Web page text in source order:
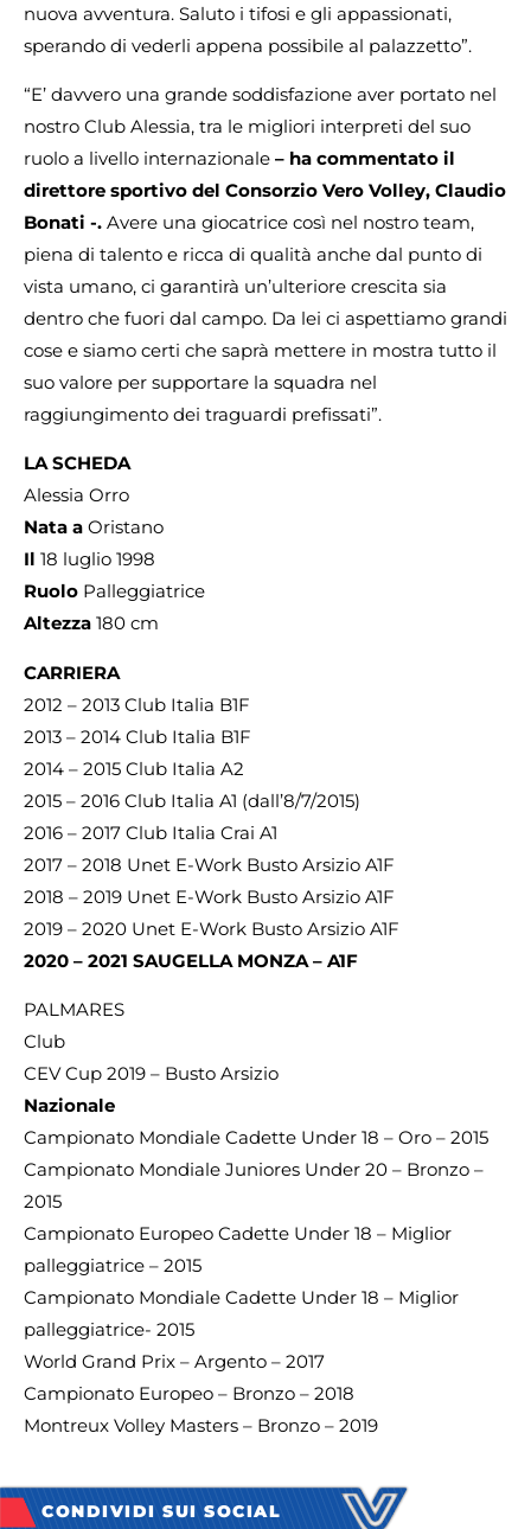
nuova avventura. Saluto i tifosi e gli appassionati,
sperando di vederli appena possibile al palazzetto”.
“E’ davvero una grande soddisfazione aver portato nel
nostro Club Alessia, tra le migliori interpreti del suo
ruolo a livello internazionale – ha commentato il
direttore sportivo del Consorzio Vero Volley, Claudio
Bonati -. Avere una giocatrice così nel nostro team,
piena di talento e ricca di qualità anche dal punto di
vista umano, ci garantirà un’ulteriore crescita sia
dentro che fuori dal campo. Da lei ci aspettiamo grandi
cose e siamo certi che saprà mettere in mostra tutto il
suo valore per supportare la squadra nel
raggiungimento dei traguardi prefissati”.
LA SCHEDA
Alessia Orro
Nata a Oristano
Il 18 luglio 1998
Ruolo Palleggiatrice
Altezza 180 cm
CARRIERA
2012 – 2013 Club Italia B1F
2013 – 2014 Club Italia B1F
2014 – 2015 Club Italia A2
2015 – 2016 Club Italia A1 (dall’8/7/2015)
2016 – 2017 Club Italia Crai A1
2017 – 2018 Unet E-Work Busto Arsizio A1F
2018 – 2019 Unet E-Work Busto Arsizio A1F
2019 – 2020 Unet E-Work Busto Arsizio A1F
2020 – 2021 SAUGELLA MONZA – A1F
PALMARES
Club
CEV Cup 2019 – Busto Arsizio
Nazionale
Campionato Mondiale Cadette Under 18 – Oro – 2015
Campionato Mondiale Juniores Under 20 – Bronzo –
2015
Campionato Europeo Cadette Under 18 – Miglior
palleggiatrice – 2015
Campionato Mondiale Cadette Under 18 – Miglior
palleggiatrice- 2015
World Grand Prix – Argento – 2017
Campionato Europeo – Bronzo – 2018
Montreux Volley Masters – Bronzo – 2019
CONDIVIDI SUI SOCIAL